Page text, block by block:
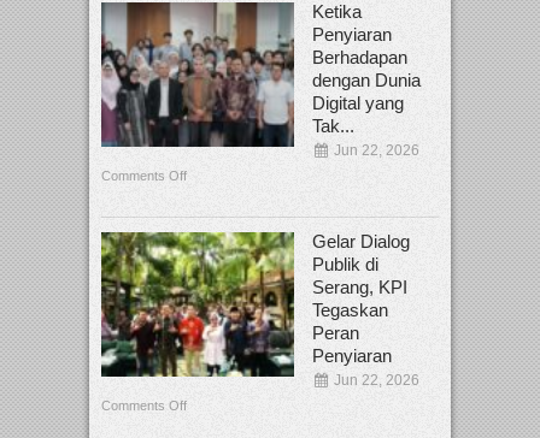
Ketika
Penyiaran
Berhadapan
dengan Dunia
Digital yang
Tak...
Jun 22, 2026
Comments Off
Gelar Dialog
Publik di
Serang, KPI
Tegaskan
Peran
Penyiaran
Jun 22, 2026
Comments Off